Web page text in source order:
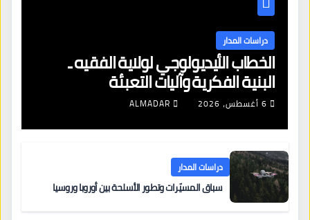
دراسات المدار
الخطاب الأيديولوجي لولاية الفقيه ـ
البنية الفكرية وآليات التعبئة
6 أغسطس، 2026 ALMADAR
دراسات المدار
سباق المسيّرات وتطور الأسلحة بين أوروبا وروسيا